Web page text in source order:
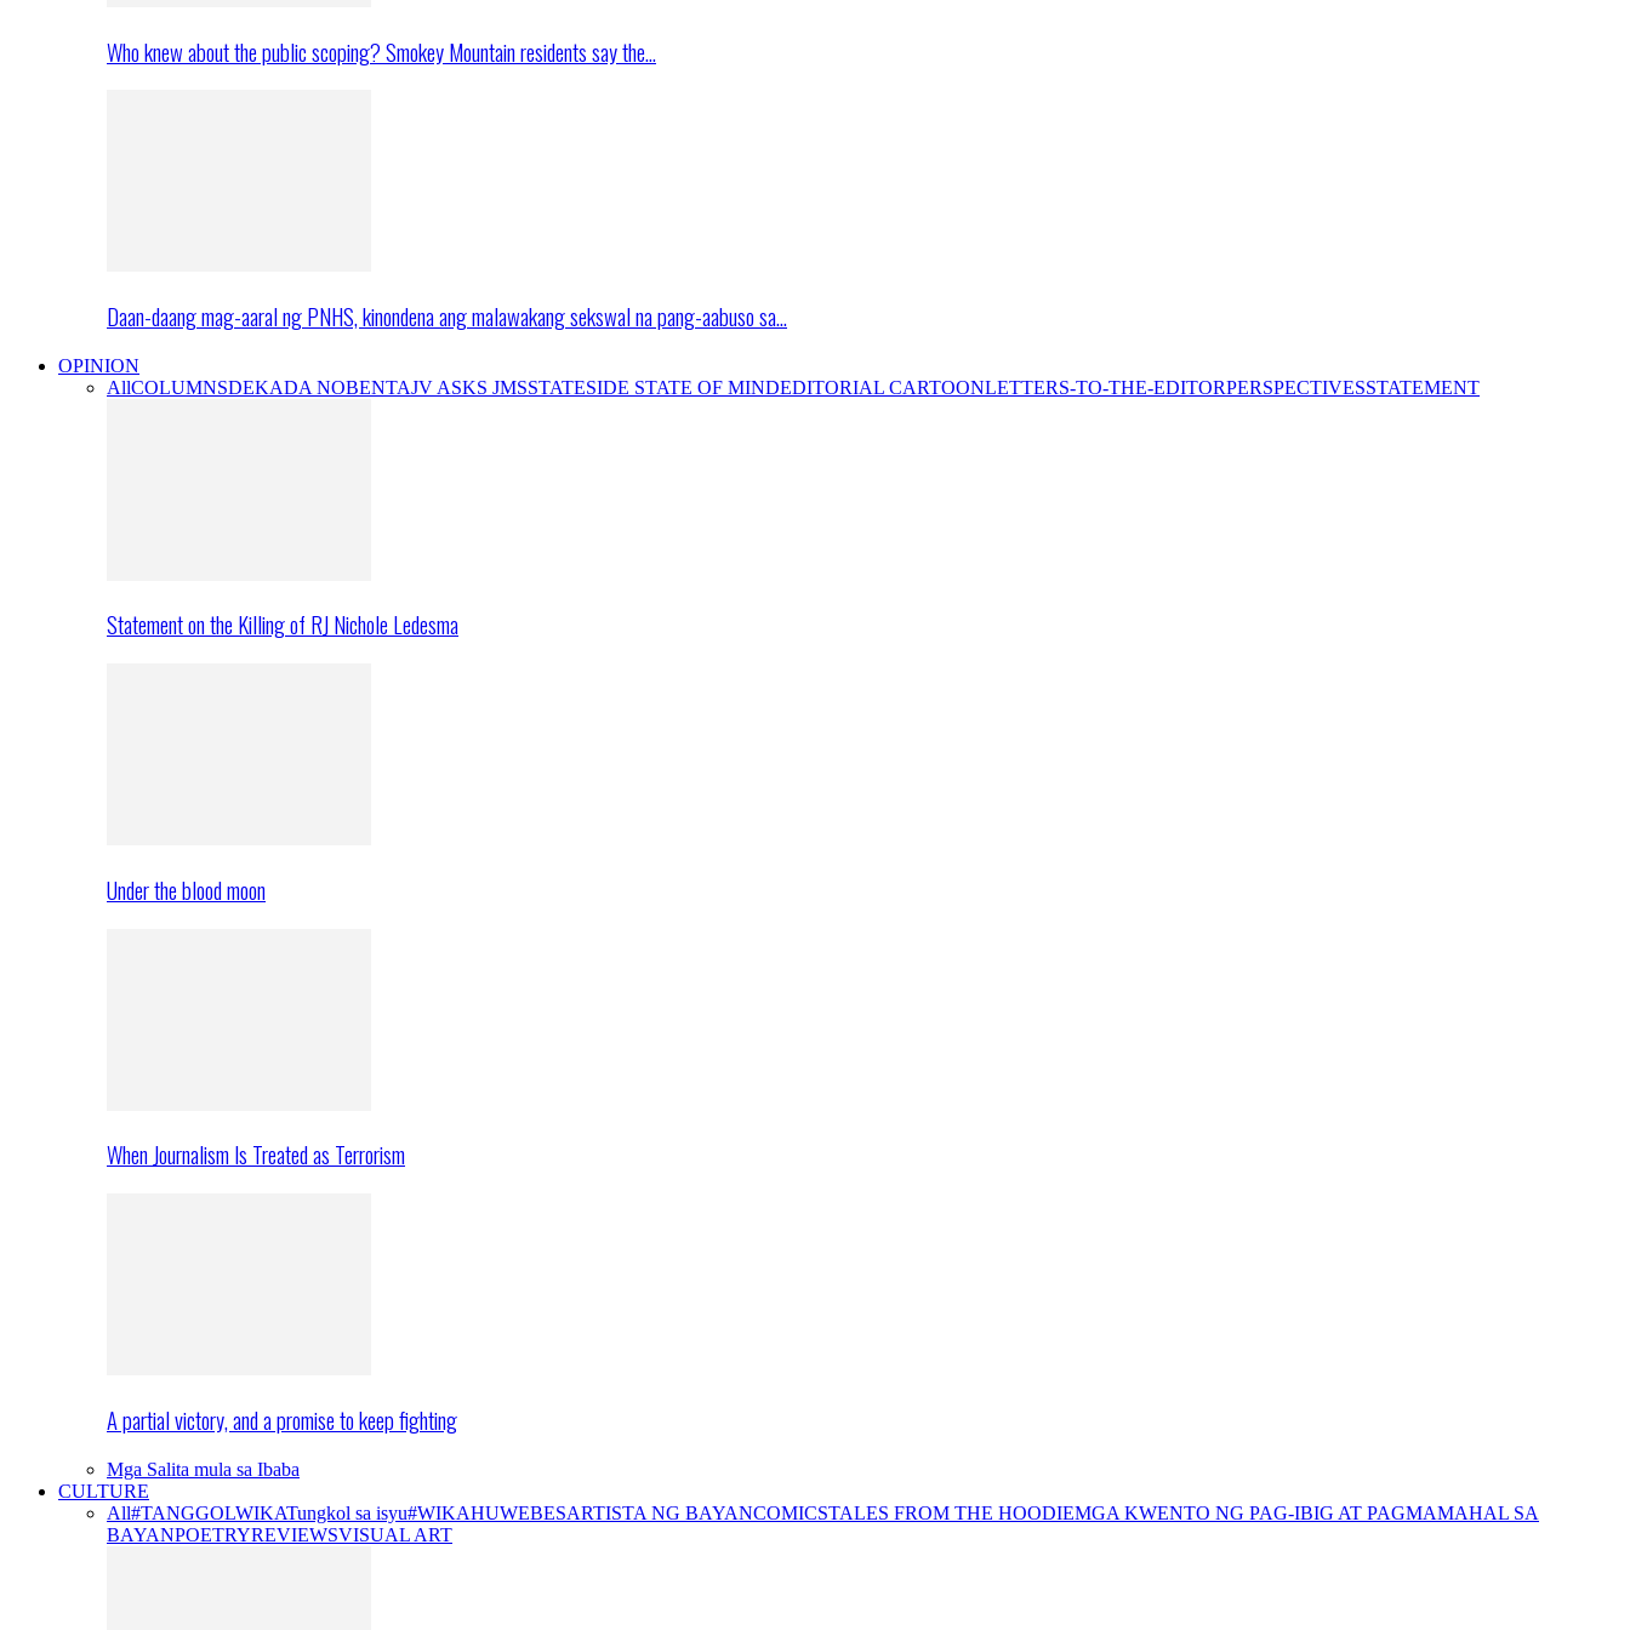
Who knew about the public scoping? Smokey Mountain residents say the…
Daan-daang mag-aaral ng PNHS, kinondena ang malawakang sekswal na pang-aabuso sa…
OPINION
AllCOLUMNSDEKADA NOBENTAJV ASKS JMSSTATESIDE STATE OF MINDEDITORIAL CARTOONLETTERS-TO-THE-EDITORPERSPECTIVESSTATEMENT
Statement on the Killing of RJ Nichole Ledesma
Under the blood moon
When Journalism Is Treated as Terrorism
A partial victory, and a promise to keep fighting
Mga Salita mula sa Ibaba
CULTURE
All#TANGGOLWIKATungkol sa isyu#WIKAHUWEBESARTISTA NG BAYANCOMICSTALES FROM THE HOODIEMGA KWENTO NG PAG-IBIG AT PAGMAMAHAL SA
BAYANPOETRYREVIEWSVISUAL ART